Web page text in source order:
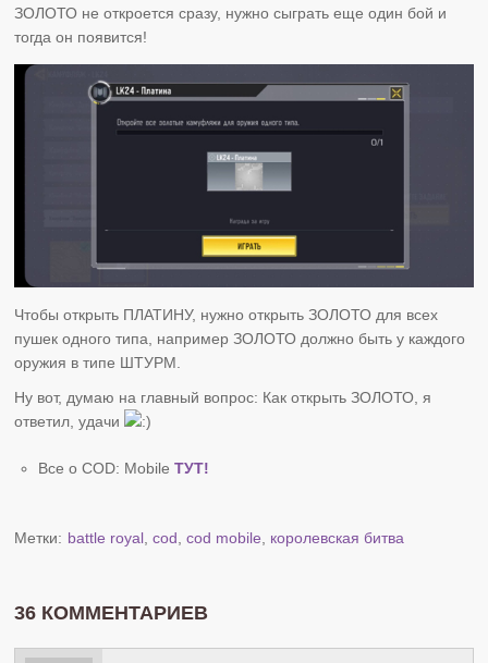
ЗОЛОТО не откроется сразу, нужно сыграть еще один бой и
тогда он появится!
Чтобы открыть ПЛАТИНУ, нужно открыть ЗОЛОТО для всех
пушек одного типа, например ЗОЛОТО должно быть у каждого
оружия в типе ШТУРМ.
Ну вот, думаю на главный вопрос: Как открыть ЗОЛОТО, я
ответил, удачи
Все о COD: MobileТУТ!
Метки: battle royal ,cod ,cod mobile королевская битва
36 КОММЕНТАРИЕВ